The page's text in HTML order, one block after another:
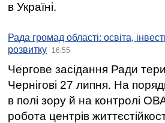
в Україні.
Рада громад області: освіта,
розвитку
16:55
Чергове засідання Ради
Чернігові 27 липня. На
в полі зору й на контролі
робота центрів